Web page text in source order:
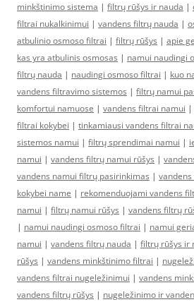
minkštinimo sistema | filtrų rūšys ir nauda |
filtrai nukalkinimui | vandens filtrų nauda |
atbulinio osmoso filtrai | filtrų rūšys | apie
kas yra atbulinis osmosas | namui naudingi
filtrų nauda | naudingi osmoso filtrai | kuo
vandens filtravimo sistemos | filtrų namui
komfortui namuose | vandens filtrai namui |
filtrai kokybei | tinkamiausi vandens filtrai
sistemos namui | filtrų sprendimai namui |
namui | vandens filtrų namui rūšys |
vandens namui filtrų pasirinkimas |
kokybei name | rekomenduojami vandens
namui | filtrų namui rūšys | vandens filtrų
| namui naudingi osmoso filtrai | namui
namui | vandens filtrų nauda | filtrų rūšys ir
rūšys | vandens minkštinimo filtrai |
vandens filtrai nugeležinimui | vandens
vandens filtrų rūšys | nugeležinimo ir